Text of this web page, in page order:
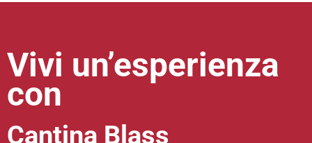
Vivi un’esperienza
con
Cantina Blass